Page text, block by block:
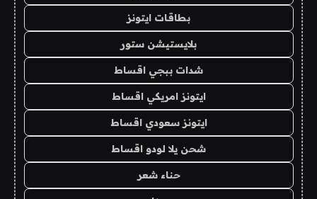
بطاقات ايتونز
بلايستيشن ستور
شدات ببجي اقساط
ايتونز امريكي اقساط
ايتونز سعودي اقساط
شحن يلا لودو اقساط
حناء شعر